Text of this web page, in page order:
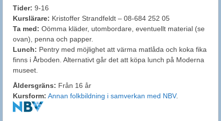
Tider: 9-16
Kurslärare: Kristoffer Strandfeldt – 08-684 252 05
Ta med: Oömma kläder, utombordare, eventuellt material (se
ovan), penna och papper.
Lunch: Pentry med möjlighet att värma matlåda och koka fika
finns i Årboden. Alternativt går det att köpa lunch på Moderna
museet.
Åldersgräns: Från 16 år
Kursform: Annan folkbildning i samverkan med NBV.